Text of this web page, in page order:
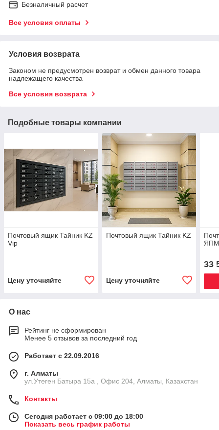
Безналичный расчет
Все условия оплаты
Условия возврата
Законом не предусмотрен возврат и обмен данного товара
надлежащего качества
Все условия возврата
Подобные товары компании
Почтовый ящик Тайник KZ
Vip
Цену уточняйте
Почтовый ящик Тайник KZ
Цену уточняйте
33
О нас
Рейтинг не сформирован
Менее 5 отзывов за последний год
Работает с 22.09.2016
г. Алматы
ул.Утеген Батыра 15а , Офис 204, Алматы, Казахстан
Контакты
Сегодня работает с 09:00 до 18:00
Показать весь график работы